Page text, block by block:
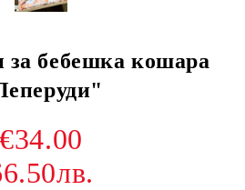
бебешка кошара
€34.00